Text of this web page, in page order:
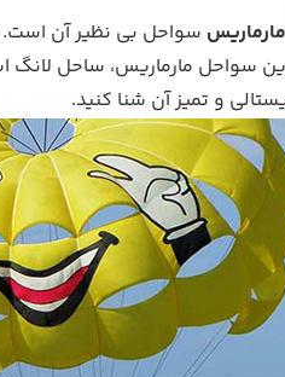
سواحل بی نظیر آن
سواحل مارماریس، ساحل لانگ
و تمیز آن شنا کنید.